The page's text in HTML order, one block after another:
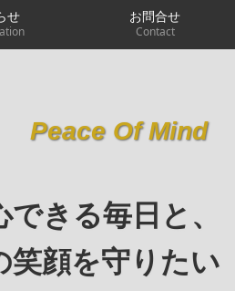
せ お問合せ
Contact
Peace Of Mind
できる毎日と、
笑顔を守りたい